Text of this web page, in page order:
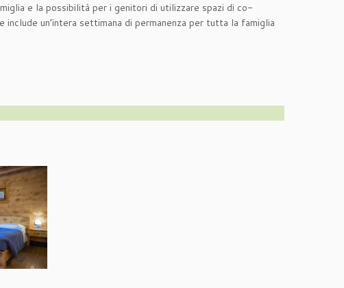
e la possibilità per i genitori di utilizzare spazi di co-
un’intera settimana di permanenza per tutta la famiglia